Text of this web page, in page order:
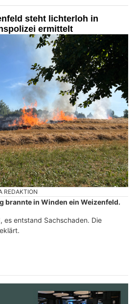
steht lichterloh in
ermittelt
REDAKTION
brannte in Winden ein Weizenfeld.
es entstand Sachschaden. Die